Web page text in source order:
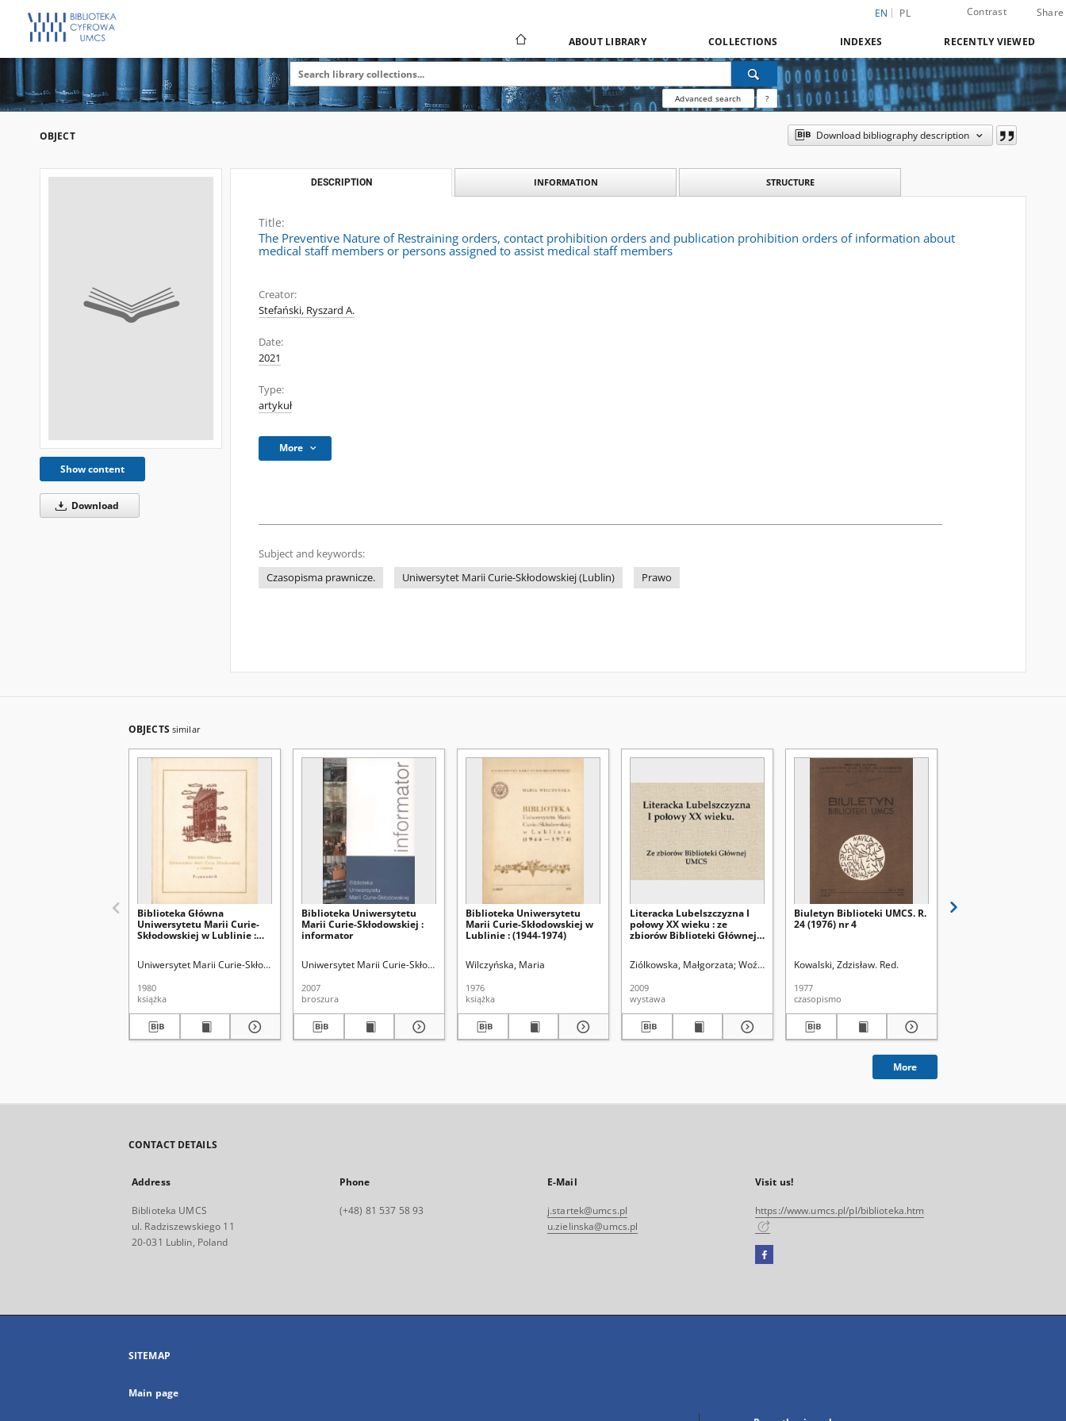
EN PL Contrast Share
ABOUT LIBRARY COLLECTIONS INDEXES RECENTLY VIEWED
Advanced search ?
OBJECT Download bibliography description
Show content
Download
DESCRIPTION INFORMATION STRUCTURE
Title:
The Preventive Nature of Restraining orders, contact prohibition orders and publication prohibition orders of information about
medical staff members or persons assigned to assist medical staff members
Creator:
Stefański, Ryszard A.
Date:
2021
Type:
artykuł
More
Subject and keywords:
Czasopisma prawnicze.
Uniwersytet Marii Curie-Skłodowskiej (Lublin) Prawo
OBJECTS similar
Biblioteka Główna
Uniwersytetu Marii Curie-
Skłodowskiej w Lublinie :
Uniwersytet Marii Curie-Skłodowskiej (Lublin). Biblioteka Główna Kowalski, Zdzisław Olczakowa, Jadwiga
1980
książka
Biblioteka Uniwersytetu
Marii Curie-Skłodowskiej :
informator
Uniwersytet Marii Curie-Skłodowskiej (Lublin). Biblioteka Główna Wojnarowicz, Stanisława
2007
broszura
Biblioteka Uniwersytetu
Marii Curie-Skłodowskiej w
Lublinie : (1944-1974)
Wilczyńska, Maria
1976
książka
Literacka Lubelszczyzna I
połowy XX wieku : ze
zbiorów Biblioteki Głównej
Ziólkowska, Małgorzata Woźniak, Barbara Omes, Andrzej. Fot.
2009
wystawa
Biuletyn Biblioteki UMCS. R.
24 (1976) nr 4
Kowalski, Zdzisław. Red.
1977
czasopismo
More
CONTACT DETAILS
Address
Biblioteka UMCS
ul. Radziszewskiego 11
20-031 Lublin, Poland
Phone
(+48) 81 537 58 93
E-Mail
j.startek@umcs.pl
u.zielinska@umcs.pl
Visit us!
https://www.umcs.pl/pl/biblioteka.htm
Facebook
open
SITEMAP
Main page